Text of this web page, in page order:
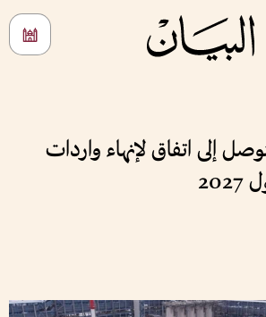
إلى اتفاق لإنهاء واردات